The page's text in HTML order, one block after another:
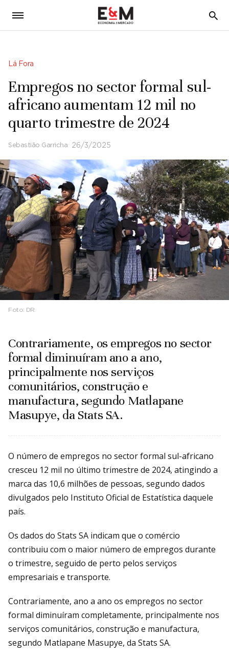
5
Lá Fora
Empregos no sector formal sul-
africano aumentam 12 mil no
quarto trimestre de 2024
Sebastião Garricha 26/3/2025
Foto: DR
Contrariamente, os empregos no sector
formal diminuíram ano a ano,
principalmente nos serviços
comunitários, construção e
manufactura, segundo Matlapane
Masupye, da Stats SA.
O número de empregos no sector formal sul-africano
cresceu 12 mil no último trimestre de 2024, atingindo a
marca das 10,6 milhões de pessoas, segundo dados
divulgados pelo Instituto Oficial de Estatística daquele
país.
Os dados do Stats SA indicam que o comércio
contribuiu com o maior número de empregos durante
o trimestre, seguido de perto pelos serviços
empresariais e transporte.
Contrariamente, ano a ano os empregos no sector
formal diminuíram completamente, principalmente nos
serviços comunitários, construção e manufactura,
segundo Matlapane Masupye, da Stats SA.